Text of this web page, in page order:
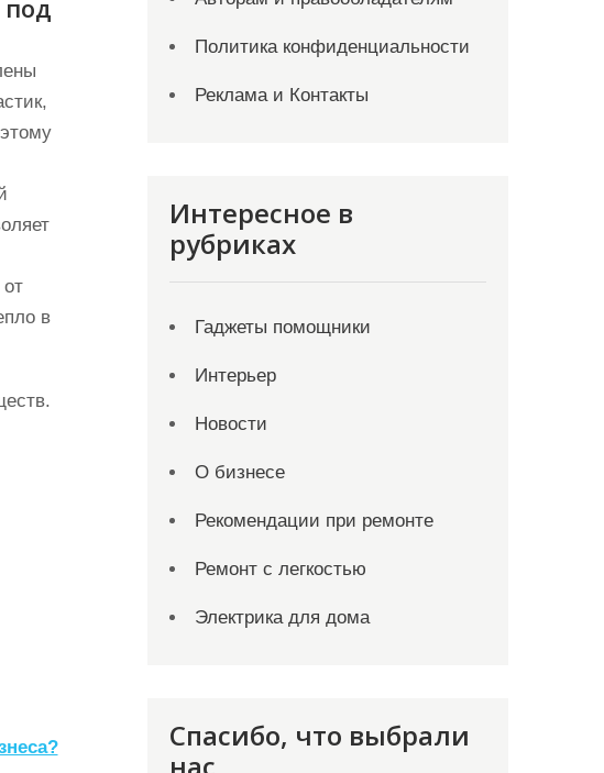
в
Политика конфиденциальности
Реклама и Контакты
Интересное в
рубриках
Гаджеты помощники
Интерьер
Новости
О бизнесе
Рекомендации при ремонте
Ремонт с легкостью
Электрика для дома
Спасибо, что выбрали